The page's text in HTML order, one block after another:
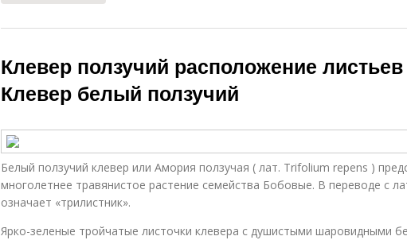
Клевер ползучий расположение
Клевер белый ползучий
Белый ползучий клевер или Амория ползучая ( лат. Trifolium repens )
многолетнее травянистое растение семейства Бобовые. В переводе с
означает «трилистник».
Ярко-зеленые тройчатые листочки клевера с душистыми шаровидными